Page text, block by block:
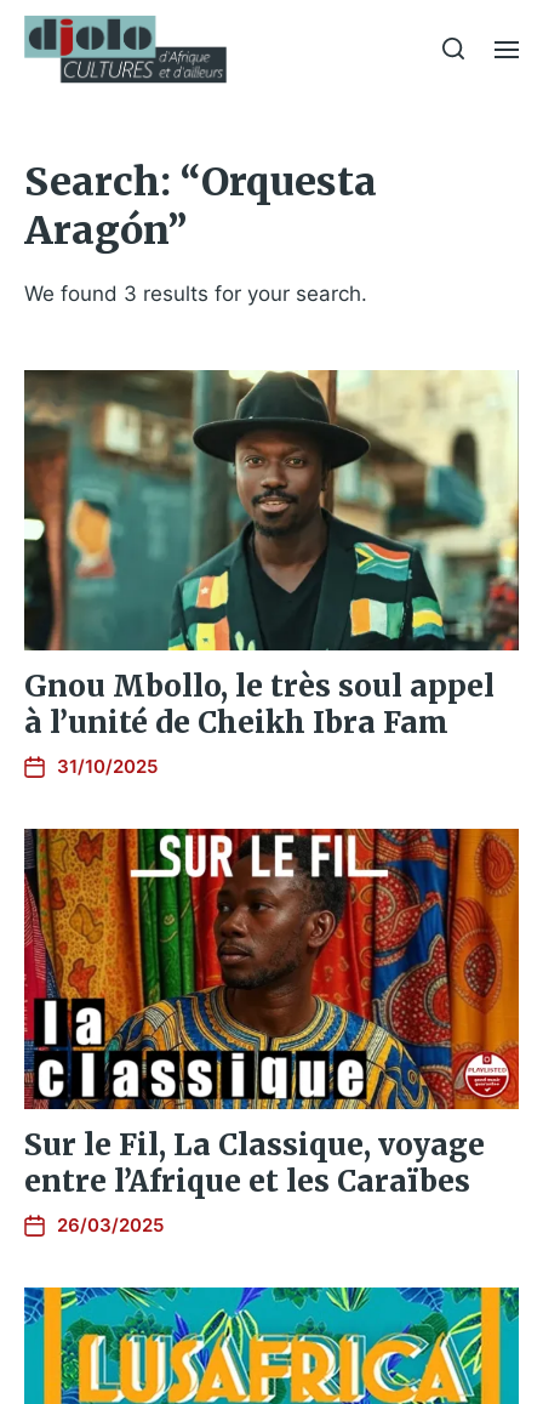
Search: “Orquesta
Aragón”
We found 3 results for your search.
Gnou Mbollo, le très soul appel
à l’unité de Cheikh Ibra Fam
31/10/2025
Sur le Fil, La Classique, voyage
entre l’Afrique et les Caraïbes
26/03/2025